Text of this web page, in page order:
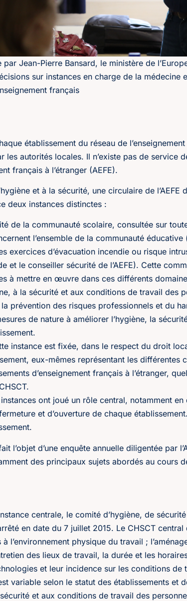
par Jean-Pierre Bansard, le ministère de
sur instances en charge de la médecine
français
établissement du réseau de
autorités locales. Il n’existe pas de service
français à l’étranger (AEFE).
et à la sécurité, une circulaire de l’AEFE
deux instances distinctes :
de la communauté scolaire, consultée sur
l’ensemble de la communauté
exercices d’évacuation incendie ou risque
et le conseiller sécurité de l’AEFE). Cette
à mettre en œuvre dans ces différents
à la sécurité et aux conditions de travail des
prévention des risques professionnels et du
de nature à améliorer l’hygiène, la
instance est fixée, dans le respect du droit
eux-mêmes représentant les différentes
d’enseignement français à l’étranger,
ont joué un rôle central, notamment
et d’ouverture de chaque
l’objet d’une enquête annuelle diligentée par
des principaux sujets abordés au cours
centrale, le comité d’hygiène, de
en date du 7 juillet 2015. Le CHSCT central
l’environnement physique du travail ;
des lieux de travail, la durée et les
et leur incidence sur les conditions de
variable selon le statut des établissements et
et aux conditions de travail des